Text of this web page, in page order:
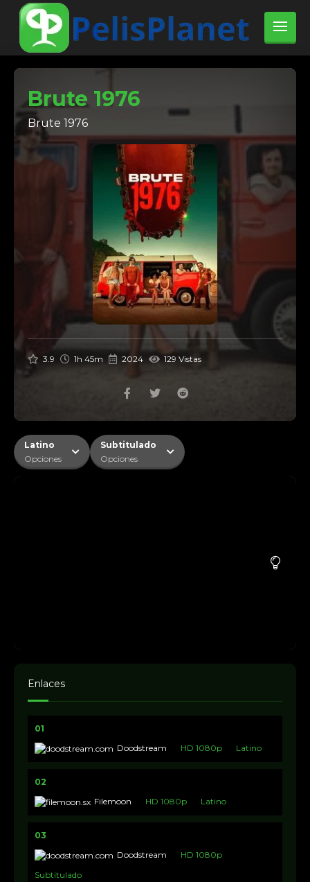
Brute 1976
Brute 1976
3.9 1h 45m 2024 129 Vistas
Latino
Opciones
Subtitulado
Opciones
Enlaces
01
Doodstream
HD 1080p Latino
02
Filemoon
HD 1080p Latino
03
Doodstream
HD 1080p
Subtitulado